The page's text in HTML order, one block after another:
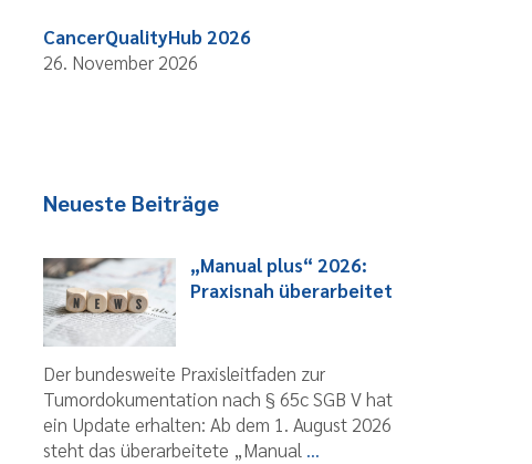
CancerQualityHub 2026
26. November 2026
Neueste Beiträge
„Manual plus“ 2026:
Praxisnah überarbeitet
Der bundesweite Praxisleitfaden zur
Tumordokumentation nach § 65c SGB V hat
ein Update erhalten: Ab dem 1. August 2026
steht das überarbeitete „Manual ...